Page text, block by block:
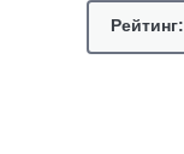
Рейтинг: